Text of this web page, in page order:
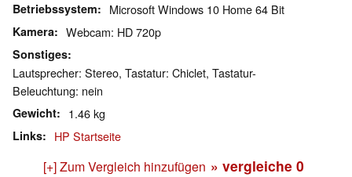
Betriebssystem Microsoft Windows 10 Home 64 Bit
Kamera Webcam: HD 720p
Sonstiges
Lautsprecher: Stereo, Tastatur: Chiclet, Tastatur-
Beleuchtung: nein
Gewicht 1.46 kg
Links HP Startseite
[+] Zum Vergleich hinzufügen » vergleiche 0